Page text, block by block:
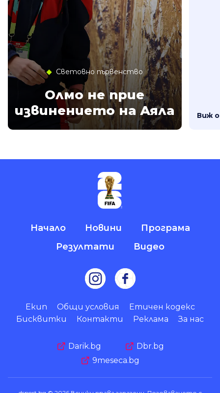
Световно първенство
Олмо не прие
извинението на Аяла
Виж
Начало Новини
Програма
Резултати
Видео
Екип Общи условия
Етичен кодекс
Бисквитки
Контакти Реклама За нас
Darik.bg
Dbr.bg
9meseca.bg